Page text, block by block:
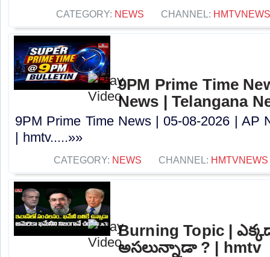
CATEGORY: NEWS CHANNEL: HMTVNEWS
9PM Prime Time
News | Telangana
9PM Prime Time News | 05-08-2026 | AP
| hmtv.....»»
CATEGORY: NEWS CHANNEL: HMTVNEWS
Burning Topic |
అసలున్నాడా ? | hmtv